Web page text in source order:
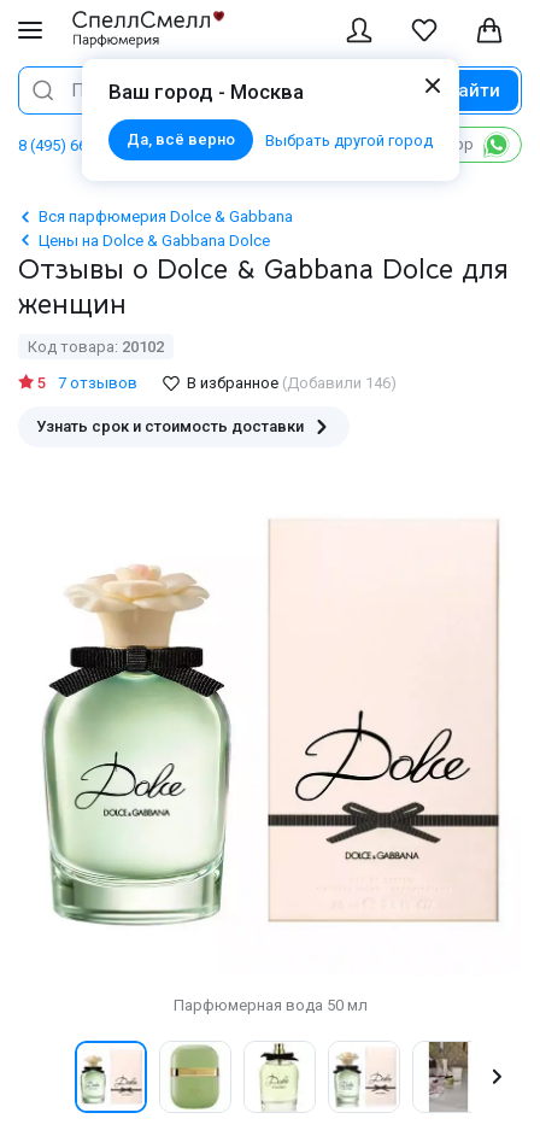
Ваш город - Москва
Да, всё верно Выбрать другой город
Поиск Найти
8 (495) 668 06 02 Написать в WhatsApp
Вся парфюмерия Dolce & Gabbana
Цены на Dolce & Gabbana Dolce
Отзывы о Dolce & Gabbana Dolce для
женщин
Код товара: 20102
5
7 отзывов В избранное (Добавили 146)
Узнать срок и стоимость доставки
Парфюмерная вода 50 мл